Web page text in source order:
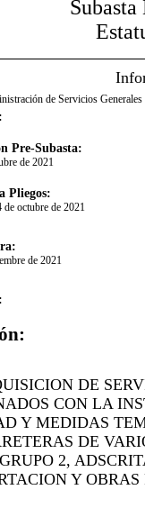
de Servicios
Pre-Subasta:
de 2021
Pliegos:
de octubre de 2021
de 2021
DE
CON LA
Y MEDIDAS
DE
2,
Y